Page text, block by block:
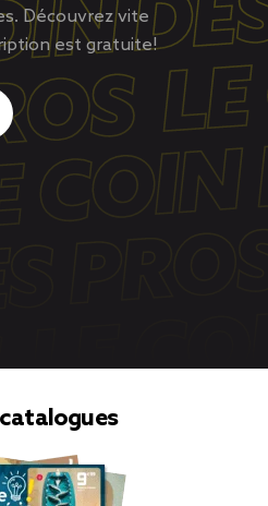
Découvrez vite
est gratuite!